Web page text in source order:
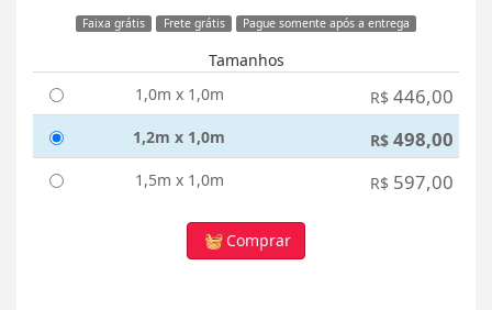
Faixa grátis Frete grátis Pague somente após a entrega
Tamanhos
1,0m x 1,0m
R$ 446,00
1,2m x 1,0m R$ 498,00
1,5m x 1,0m R$ 597,00
Comprar